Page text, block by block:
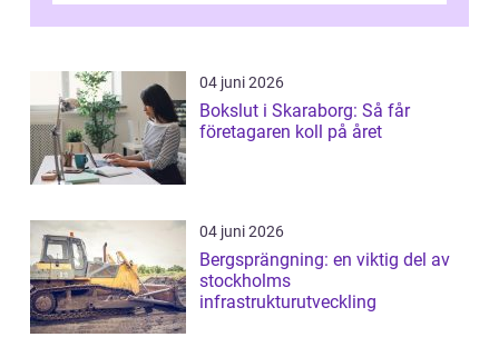
behöver...
04 juni 2026
Bokslut i Skaraborg: Så får
företagaren koll på året
04 juni 2026
Bergsprängning: en viktig del av
stockholms
infrastrukturutveckling